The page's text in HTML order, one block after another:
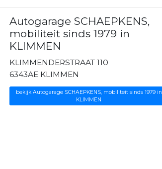
Autogarage SCHAEPKENS,
mobiliteit sinds 1979 in
KLIMMEN
KLIMMENDERSTRAAT 110
6343AE KLIMMEN
bekijk Autogarage SCHAEPKENS, mobiliteit sinds 1979 in
KLIMMEN